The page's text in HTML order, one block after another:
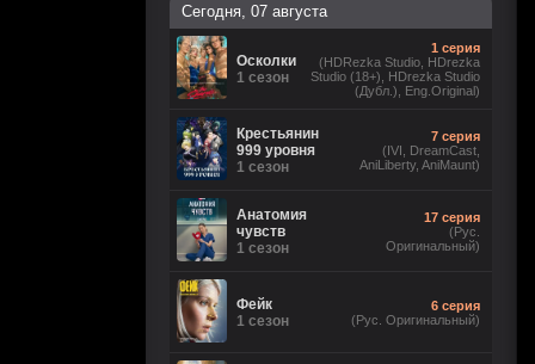
Сегодня, 07 августа
Осколки
1 сезон
1 серия
(HDRezka Studio, HDrezka
Studio (18+), HDrezka Studio
(Дубл.), Eng.Original)
Крестьянин
999 уровня
1 сезон
7 серия
(IVI, DreamCast,
AniLiberty, AniMaunt)
Анатомия
чувств
1 сезон
17 серия
(Рус.
Оригинальный)
Фейк
1 сезон
6 серия
(Рус. Оригинальный)